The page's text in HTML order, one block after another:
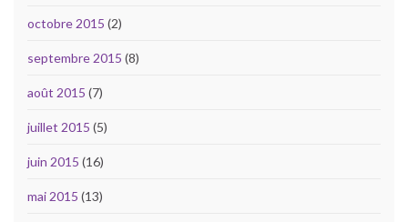
octobre 2015 (2)
septembre 2015 (8)
août 2015 (7)
juillet 2015 (5)
juin 2015 (16)
mai 2015 (13)